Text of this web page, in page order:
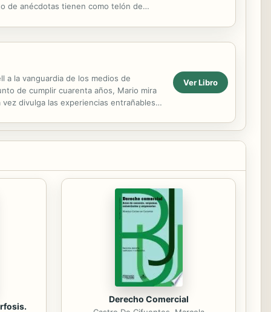
de anécdotas tienen como telón de
a la vanguardia de los medios de
de cumplir cuarenta años, Mario mira
divulga las experiencias entrañables,
Ver Libro
Derecho Comercial